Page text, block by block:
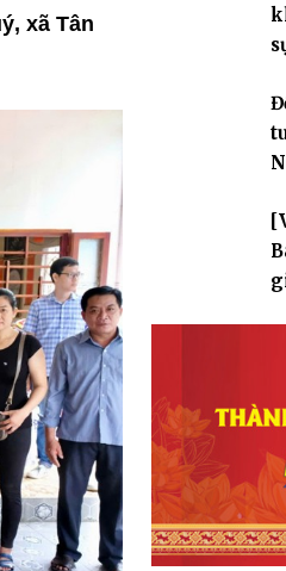
xã Tân
thiện hồ sơ Dự
điều và biện